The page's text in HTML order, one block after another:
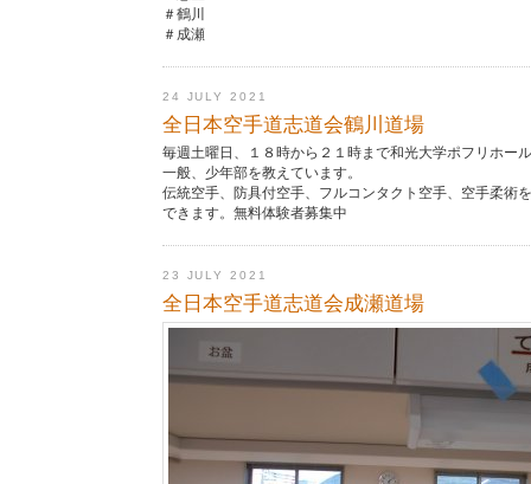
＃鶴川
＃成瀬
24 JULY 2021
全日本空手道志道会鶴川道場
毎週土曜日、１８時から２１時まで和光大学ポフリホー
一般、少年部を教えています。
伝統空手、防具付空手、フルコンタクト空手、空手柔術
できます。無料体験者募集中
23 JULY 2021
全日本空手道志道会成瀬道場